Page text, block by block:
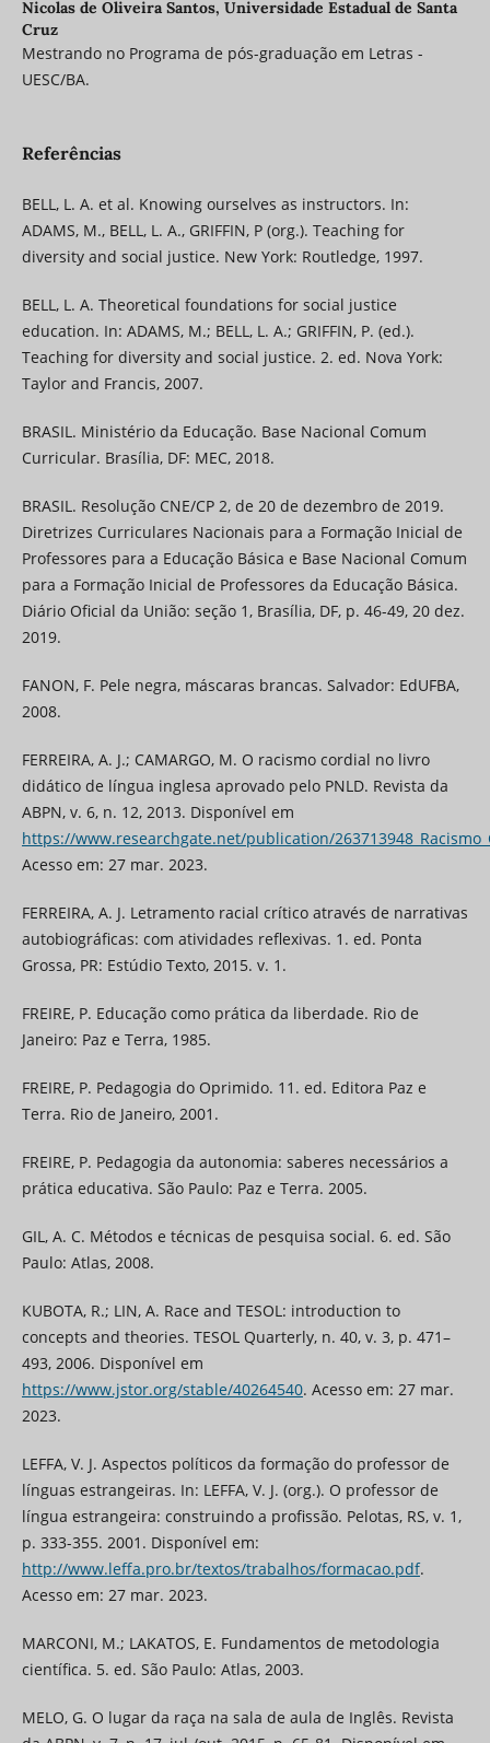
Nicolas de Oliveira Santos, Universidade Estadual de Santa
Cruz
Mestrando no Programa de pós-graduação em Letras -
UESC/BA.
Referências
BELL, L. A. et al. Knowing ourselves as instructors. In:
ADAMS, M., BELL, L. A., GRIFFIN, P (org.). Teaching for
diversity and social justice. New York: Routledge, 1997.
BELL, L. A. Theoretical foundations for social justice
education. In: ADAMS, M.; BELL, L. A.; GRIFFIN, P. (ed.).
Teaching for diversity and social justice. 2. ed. Nova York:
Taylor and Francis, 2007.
BRASIL. Ministério da Educação. Base Nacional Comum
Curricular. Brasília, DF: MEC, 2018.
BRASIL. Resolução CNE/CP 2, de 20 de dezembro de 2019.
Diretrizes Curriculares Nacionais para a Formação Inicial de
Professores para a Educação Básica e Base Nacional Comum
para a Formação Inicial de Professores da Educação Básica.
Diário Oficial da União: seção 1, Brasília, DF, p. 46-49, 20 dez.
2019.
FANON, F. Pele negra, máscaras brancas. Salvador: EdUFBA,
2008.
FERREIRA, A. J.; CAMARGO, M. O racismo cordial no livro
didático de língua inglesa aprovado pelo PNLD. Revista da
ABPN, v. 6, n. 12, 2013. Disponível em
https://www.researchgate.net/publication/
Acesso em: 27 mar. 2023.
FERREIRA, A. J. Letramento racial crítico através de narrativas
autobiográficas: com atividades reflexivas. 1. ed. Ponta
Grossa, PR: Estúdio Texto, 2015. v. 1.
FREIRE, P. Educação como prática da liberdade. Rio de
Janeiro: Paz e Terra, 1985.
FREIRE, P. Pedagogia do Oprimido. 11. ed. Editora Paz e
Terra. Rio de Janeiro, 2001.
FREIRE, P. Pedagogia da autonomia: saberes necessários a
prática educativa. São Paulo: Paz e Terra. 2005.
GIL, A. C. Métodos e técnicas de pesquisa social. 6. ed. São
Paulo: Atlas, 2008.
KUBOTA, R.; LIN, A. Race and TESOL: introduction to
concepts and theories. TESOL Quarterly, n. 40, v. 3, p. 471–
493, 2006. Disponível em
https://www.jstor.org/stable/40264540. Acesso em: 27 mar.
2023.
LEFFA, V. J. Aspectos políticos da formação do professor de
línguas estrangeiras. In: LEFFA, V. J. (org.). O professor de
língua estrangeira: construindo a profissão. Pelotas, RS, v. 1,
p. 333-355. 2001. Disponível em:
http://www.leffa.pro.br/textos/trabalhos/formacao.pdf.
Acesso em: 27 mar. 2023.
MARCONI, M.; LAKATOS, E. Fundamentos de metodologia
científica. 5. ed. São Paulo: Atlas, 2003.
MELO, G. O lugar da raça na sala de aula de Inglês. Revista